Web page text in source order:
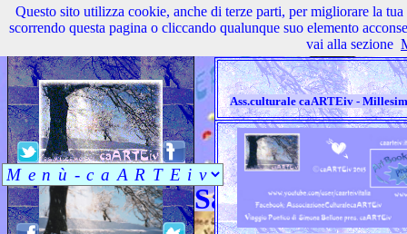
Savona -
Ass.culturale caARTEiv -
Questo sito utilizza cookie, anche di terze parti, per migliorare la
scorrendo questa pagina o cliccando qualunque suo elemento
vai alla sezione